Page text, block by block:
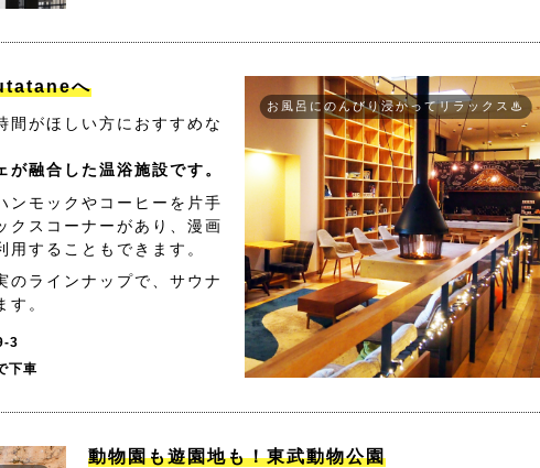
へ
間がほしい方におすすめな
が融合した温浴施設です。
ンモックやコーヒーを片手
クスコーナーがあり、漫画
することもできます。
のラインナップで、サウナ
す。
3
下車
お風呂にのんびり浸かってリラックス♨
動物園も遊園地も！東武動物公園